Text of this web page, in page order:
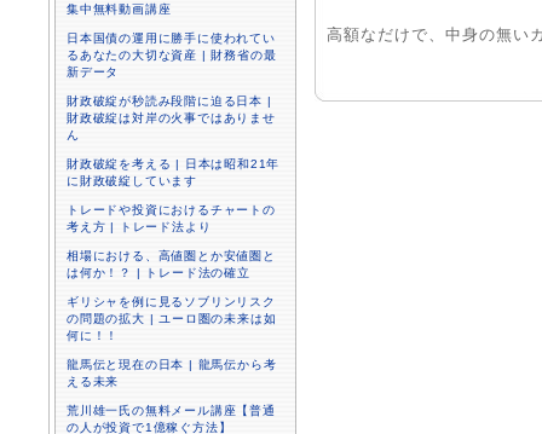
高額なだけで、中身の無い
集中無料動画講座
日本国債の運用に勝手に使われてい
るあなたの大切な資産 | 財務省の最
新データ
財政破綻が秒読み段階に迫る日本 |
財政破綻は対岸の火事ではありませ
ん
財政破綻を考える | 日本は昭和21年
に財政破綻しています
トレードや投資におけるチャートの
考え方 | トレード法より
相場における、高値圏とか安値圏と
は何か！？ | トレード法の確立
ギリシャを例に見るソブリンリスク
の問題の拡大 | ユーロ圏の未来は如
何に！！
龍馬伝と現在の日本 | 龍馬伝から考
える未来
荒川雄一氏の無料メール講座【普通
の人が投資で1億稼ぐ方法】